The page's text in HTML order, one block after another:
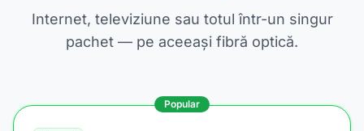
Internet, televiziune sau totul într-un singur
pachet — pe aceeași fibră optică.
Popular